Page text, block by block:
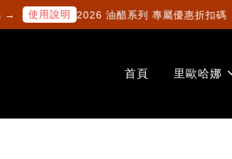
使用說明 2026 油醋系列 專屬優惠折扣碼 →
首頁 里歐哈娜